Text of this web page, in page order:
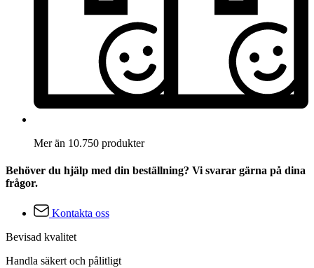
Mer än 10.750 produkter
Behöver du hjälp med din beställning? Vi svarar gärna på dina
frågor.
Kontakta oss
Bevisad kvalitet
Handla säkert och pålitligt